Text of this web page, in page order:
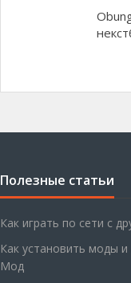
Полезные статьи
Как играть по сети с
Как установить моды
Мод